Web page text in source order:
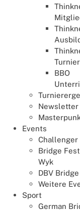
BBO
Newsletter
Events
Challenger
Bridge
Wyk
DBV Bridge
Weitere
Sport
German
03